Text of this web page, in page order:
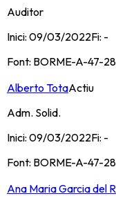
Auditor
Inici: 09/03/2022Fi: -
Font: BORME-A-47-28
Alberto TotaActiu
Adm. Solid.
Inici: 09/03/2022Fi: -
Font: BORME-A-47-28
Ana Maria Garcia del